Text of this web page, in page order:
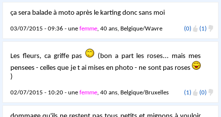
ça sera balade à moto après le karting donc sans moi
03/07/2015 - 09:36 - unefemme, 40 ans, Belgique/Wavre (0) (1)
Les fleurs, ca griffe pas
(bon a part les roses... mais mes
pensees - celles que je t ai mises en photo - ne sont pas roses
)
02/07/2015 - 10:20 - unefemme, 40 ans, Belgique/Bruxelles (1) (0)